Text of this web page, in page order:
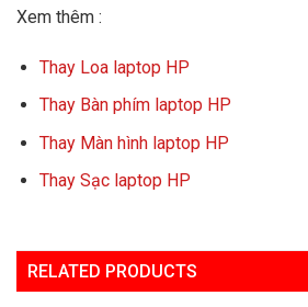
Xem thêm :
Thay Loa laptop HP
Thay Bàn phím laptop HP
Thay Màn hình laptop HP
Thay Sạc laptop HP
RELATED PRODUCTS